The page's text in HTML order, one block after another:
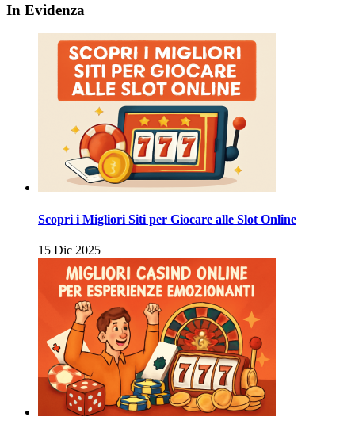
In Evidenza
Scopri i Migliori Siti per Giocare alle Slot Online
15 Dic 2025